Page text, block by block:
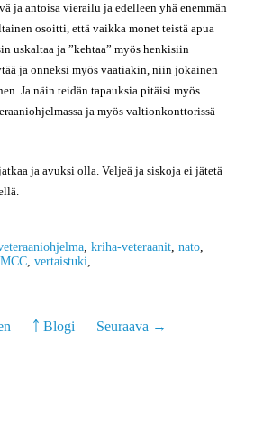
ja antoisa vierailu ja edelleen yhä enemmän
osoitti, että vaikka monet teistä apua
uskaltaa ja ”kehtaa” myös henkisiin
ja onneksi myös vaatiakin, niin jokainen
Ja näin teidän tapauksia pitäisi myös
ja myös valtionkonttorissä
ja avuksi olla. Veljeä ja siskoja ei jätetä
,kriha-veteraanit,nato,
,vertaistuki,
￪ Blogi Seuraava →